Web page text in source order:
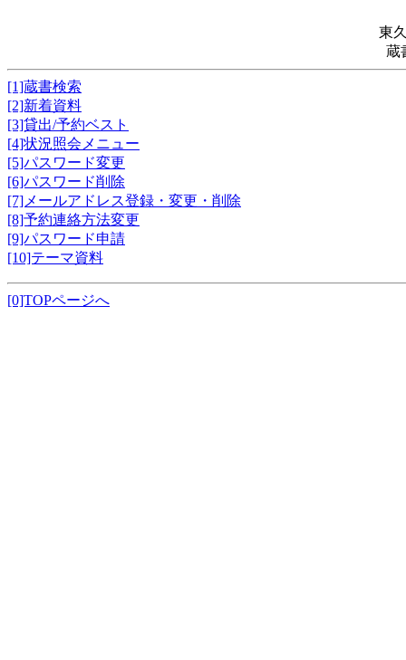
東
蔵
[1]蔵書検索
[2]新着資料
[3]貸出/予約ベスト
[4]状況照会メニュー
[5]パスワード変更
[6]パスワード削除
[7]メールアドレス登録・変更・削除
[8]予約連絡方法変更
[9]パスワード申請
[10]テーマ資料
[0]TOPページへ